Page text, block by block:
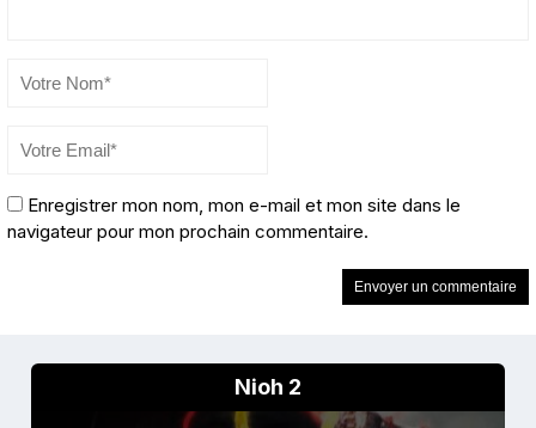
Enregistrer mon nom, mon e-mail et mon site dans le
navigateur pour mon prochain commentaire.
Nioh 2